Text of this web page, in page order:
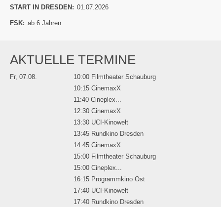
START IN DRESDEN: 01.07.2026
FSK: ab 6 Jahren
AKTUELLE TERMINE
Fr, 07.08.
10:00 Filmtheater Schauburg
10:15 CinemaxX
11:40 Cineplex...
12:30 CinemaxX
13:30 UCI-Kinowelt
13:45 Rundkino Dresden
14:45 CinemaxX
15:00 Filmtheater Schauburg
15:00 Cineplex...
16:15 Programmkino Ost
17:40 UCI-Kinowelt
17:40 Rundkino Dresden